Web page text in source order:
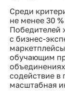
Среди
не менее 30
Победителей
с бизнес-
обучающим
содействие в
масштабная